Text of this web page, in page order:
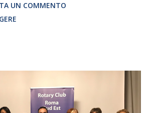
UN COMMENTO